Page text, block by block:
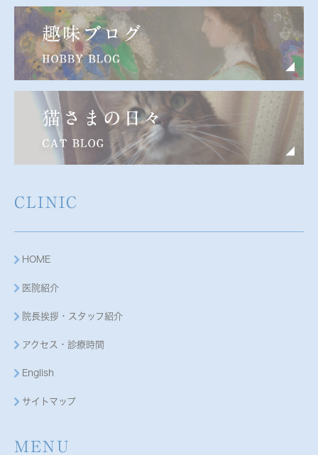
CLINIC
HOME
医院紹介
院長挨拶・スタッフ紹介
アクセス・診療時間
English
サイトマップ
MENU